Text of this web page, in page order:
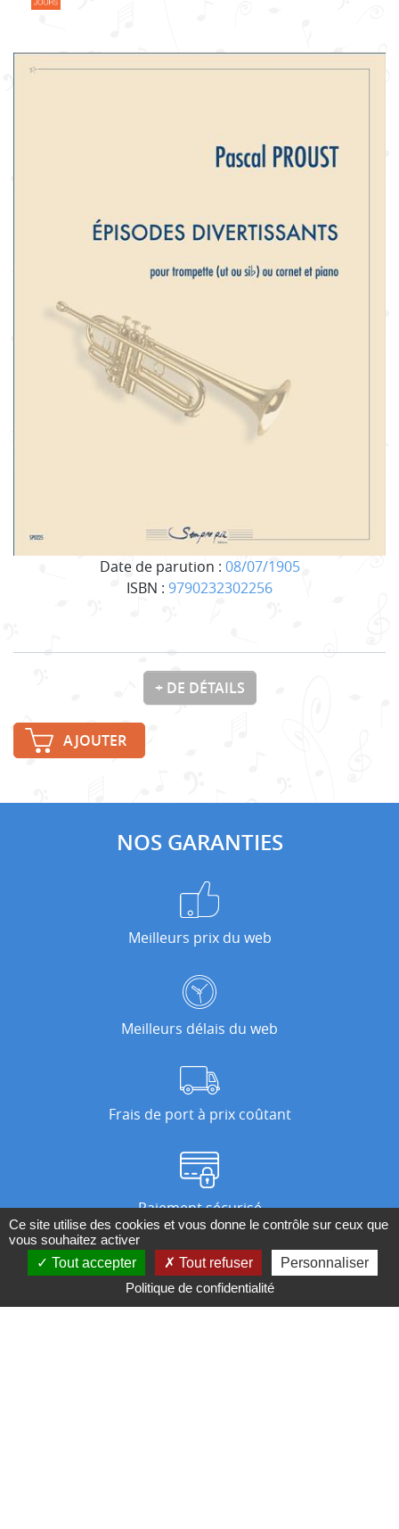
Date de parution : 08/07/1905
ISBN : 9790232302256
+ DE DÉTAILS
AJOUTER
NOS GARANTIES
Meilleurs prix du web
Meilleurs délais du web
Frais de port à prix coûtant
Paiement sécurisé
Nos magasins
Ce site utilise des cookies et vous donne le contrôle sur ceux que
vous souhaitez activer
Tout accepter
Tout refuser
Personnaliser
Politique de confidentialité